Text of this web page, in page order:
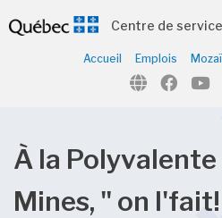
(Notre organisation )
(Parents et élèves )
(Citoyens )
Centre de
Accueil Emplois
À la
Mines, " on